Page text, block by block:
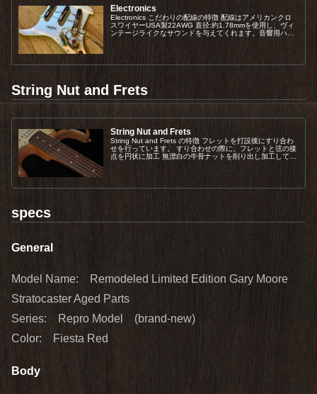
Electronics
Electronics こだわりの配線の特徴 配線はアメリカンクロ
スワイヤーUSA製22AWG 直径:約1.78mmを使用し、ヴィ
ンテージライクなサウンドを与えてくれます。音響用ハン
String Nut and Frets
String Nut and Frets
String Nut and Frets の特徴 フレットを打設後にすり合わ
せを行っています。 すり合わせの際に、フレットと弦の接
点を円状に加工 無漂白の牛骨ナットを削り出し加工してい
specs
General
Model Name: Remodeled Limited Edition Gary Moore
Stratocaster Aged Parts
Series: Repro Model (brand‐new)
Color: Fiesta Red
Body